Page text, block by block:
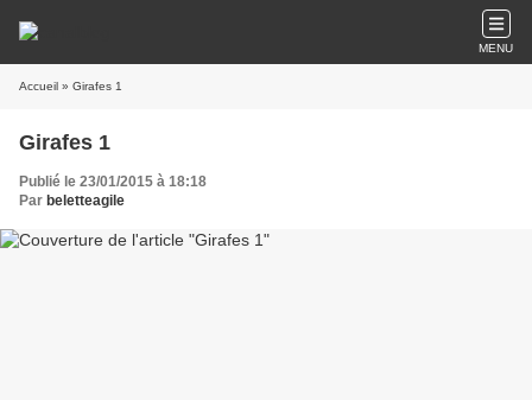
MENU
Accueil » Girafes 1
Girafes 1
Publié le 23/01/2015 à 18:18
Par beletteagile